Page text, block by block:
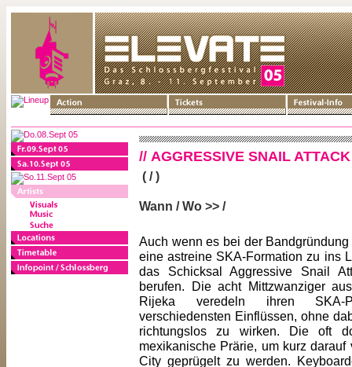
// AGGRESSIVE SNAIL ATTACK
( / )
Wann / Wo >> /
Auch wenn es bei der
eine astreine SKA-Formation zu ins
das Schicksal Aggressive Snail
berufen. Die acht Mittzwanziger
Rijeka veredeln ihren
verschiedensten Einflüssen, ohne
richtungslos zu wirken. Die oft
mexikanische Prärie, um kurz
City geprügelt zu werden.